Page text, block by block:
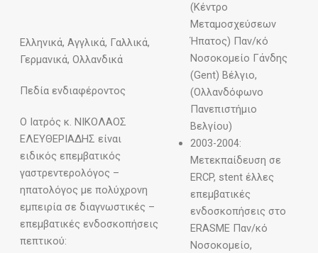
Ελληνικά, Αγγλικά, Γαλλικά,
Γερμανικά, Ολλανδικά
Πεδία ενδιαφέροντος
Ο Iατρός κ. ΝΙΚΟΛΑΟΣ
ΕΛΕΥΘΕΡΙΑΔΗΣ είναι
ειδικός επεμβατικός
γαστρεντερολόγος –
ηπατολόγος με πολύχρονη
εμπειρία σε διαγνωστικές –
επεμβατικές ενδοσκοπήσεις
πεπτικού:
(Κέντρο
Μεταμοσχεύσεων
Ήπατος) Παν/κό
Νοσοκομείο Γάνδης
(Gent) Βέλγιο,
(Ολλανδόφωνο
Πανεπιστήμιο
Βελγίου)
2003-2004:
Μετεκπαίδευση σε
ERCP, stent έλλες
επεμβατικές
ενδοσκοπήσεις στο
ERASME Παν/κό
Νοσοκομείο,